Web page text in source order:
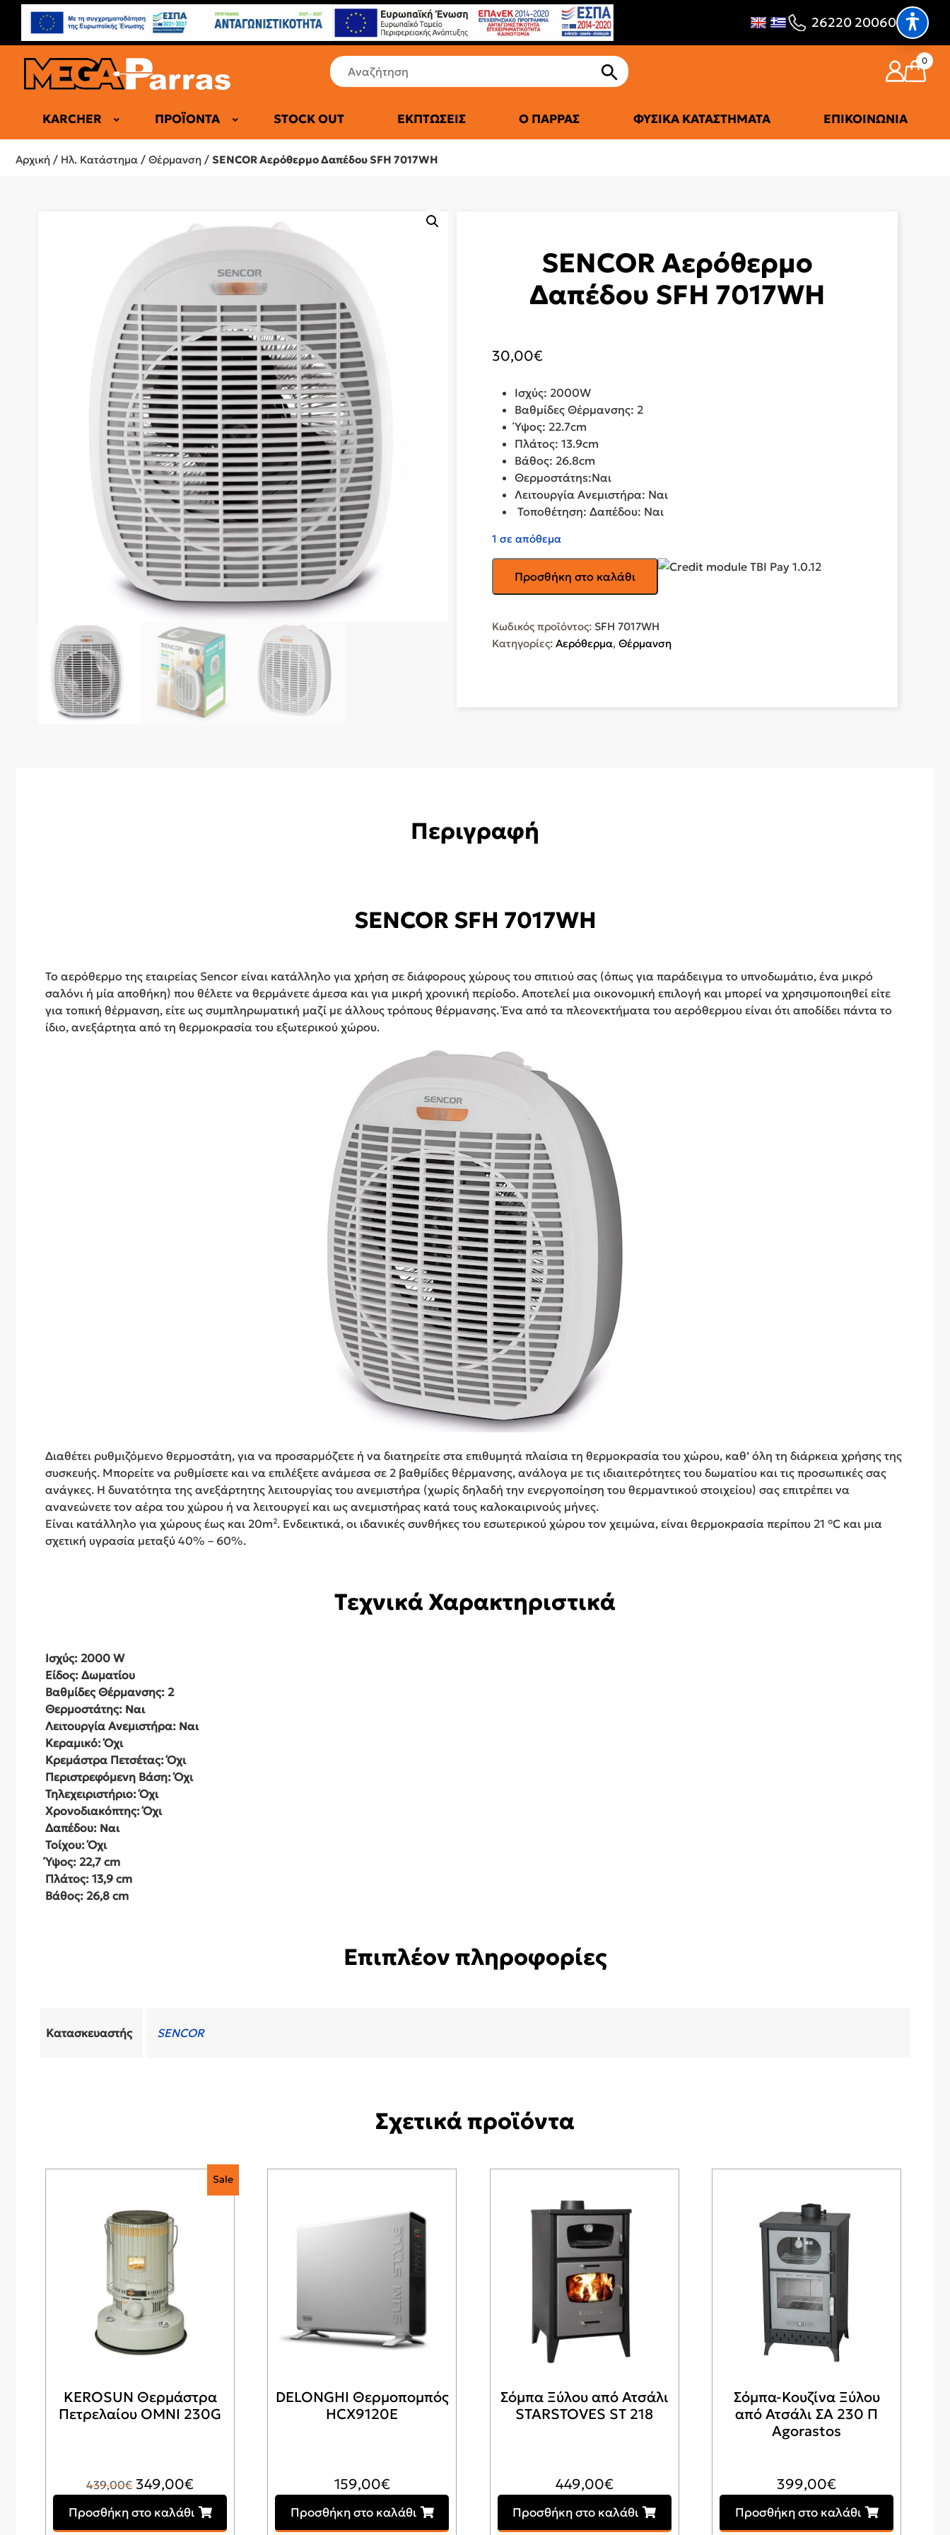
26220 20060
0
KARCHER ΠΡΟΪΌΝΤΑ
ΕΠΑΓΓΕΛΜΑΤΙΚΆ ΨΥΓΕΊΑ
STOCK OUT ΕΚΠΤΏΣΕΙΣ Ο ΠΑΡΡΆΣ ΦΥΣΙΚΆ ΚΑΤΑΣΤΉΜΑΤΑ ΕΠΙΚΟΙΝΩΝΊΑ
Αρχική / Ηλ. Κατάστημα / Θέρμανση / SENCOR Αερόθερμο Δαπέδου SFH 7017WH
SENCOR Αερόθερμο
Δαπέδου SFH 7017WH
30,00€
Ισχύς: 2000W
Βαθμίδες Θέρμανσης: 2
Ύψος: 22.7cm
Πλάτος: 13.9cm
Βάθος: 26.8cm
Θερμοστάτηs:Ναι
Λειτουργία Ανεμιστήρα: Ναι
Τοποθέτηση: Δαπέδου: Ναι
1 σε απόθεμα
Αερόθερμο
7017WH
ποσότητα
Προσθήκη στο καλάθι
Κωδικός προϊόντος: SFH 7017WH
Κατηγορίες: Αερόθερμα, Θέρμανση
Περιγραφή
SENCOR SFH 7017WH
Το αερόθερμο της εταιρείας Sencor είναι κατάλληλο για χρήση σε διάφορους χώρους του σπιτιού σας (όπως για παράδειγμα το υπνοδωμάτιο, ένα μικρό
σαλόνι ή μία αποθήκη) που θέλετε να θερμάνετε άμεσα και για μικρή χρονική περίοδο. Αποτελεί μια οικονομική επιλογή και μπορεί να χρησιμοποιηθεί είτε
για τοπική θέρμανση, είτε ως συμπληρωματική μαζί με άλλους τρόπους θέρμανσης. Ένα από τα πλεονεκτήματα του αερόθερμου είναι ότι αποδίδει πάντα το
ίδιο, ανεξάρτητα από τη θερμοκρασία του εξωτερικού χώρου.
Διαθέτει ρυθμιζόμενο θερμοστάτη, για να προσαρμόζετε ή να διατηρείτε στα επιθυμητά πλαίσια τη θερμοκρασία του χώρου, καθ’ όλη τη διάρκεια χρήσης της
συσκευής. Μπορείτε να ρυθμίσετε και να επιλέξετε ανάμεσα σε 2 βαθμίδες θέρμανσης, ανάλογα με τις ιδιαιτερότητες του δωματίου και τις προσωπικές σας
ανάγκες. Η δυνατότητα της ανεξάρτητης λειτουργίας του ανεμιστήρα (χωρίς δηλαδή την ενεργοποίηση του θερμαντικού στοιχείου) σας επιτρέπει να
ανανεώνετε τον αέρα του χώρου ή να λειτουργεί και ως ανεμιστήρας κατά τους καλοκαιρινούς μήνες.
Είναι κατάλληλο για χώρους έως και 20m². Ενδεικτικά, οι ιδανικές συνθήκες του εσωτερικού χώρου τον χειμώνα, είναι θερμοκρασία περίπου 21 °C και μια
σχετική υγρασία μεταξύ 40% – 60%.
Τεχνικά Χαρακτηριστικά
Ισχύς: 2000 W
Είδος: Δωματίου
Βαθμίδες Θέρμανσης: 2
Θερμοστάτης: Ναι
Λειτουργία Ανεμιστήρα: Ναι
Κεραμικό: Όχι
Κρεμάστρα Πετσέτας: Όχι
Περιστρεφόμενη Βάση: Όχι
Τηλεχειριστήριο: Όχι
Χρονοδιακόπτης: Όχι
Δαπέδου: Ναι
Τοίχου: Όχι
Ύψος: 22,7 cm
Πλάτος: 13,9 cm
Βάθος: 26,8 cm
Επιπλέον πληροφορίες
Κατασκευαστής SENCOR
Σχετικά προϊόντα
Sale
KEROSUN Θερμάστρα
Πετρελαίου OMNI 230G
439,00€ Original
was:
349,00€Η
τρέχουσα
τιμή
Προσθήκη στο καλάθι
DELONGHI Θερμοπομπός
HCX9120E
159,00€
Προσθήκη στο καλάθι
Σόμπα Ξύλου από Ατσάλι
STARSTOVES ST 218
449,00€
Προσθήκη στο καλάθι
Σόμπα-Κουζίνα Ξύλου
από Ατσάλι ΣΑ 230 Π
Agorastos
399,00€
Προσθήκη στο καλάθι